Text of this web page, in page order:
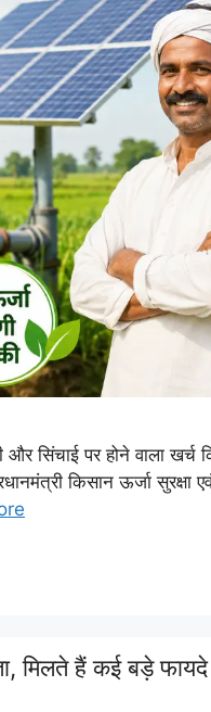
सिंचाई पर होने वाला खर्च
किसान ऊर्जा सुरक्षा
मिलते हैं कई बड़े फायदे